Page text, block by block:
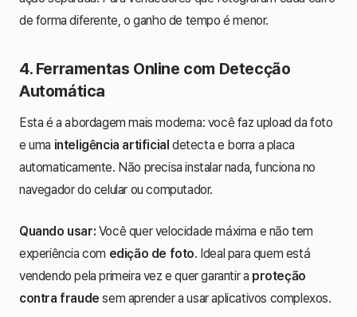
de forma diferente, o ganho de tempo é menor.
4. Ferramentas Online com Detecção
Automática
Esta é a abordagem mais moderna: você faz upload da foto
e uma inteligência artificial detecta e borra a placa
automaticamente. Não precisa instalar nada, funciona no
navegador do celular ou computador.
Quando usar: Você quer velocidade máxima e não tem
experiência com edição de foto. Ideal para quem está
vendendo pela primeira vez e quer garantir a proteção
contra fraude sem aprender a usar aplicativos complexos.